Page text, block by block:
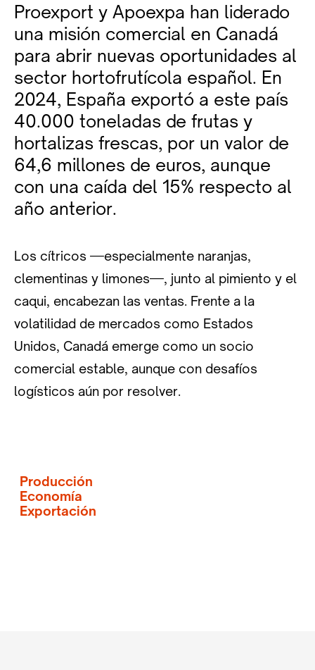
Proexport y Apoexpa han liderado
una misión comercial en Canadá
para abrir nuevas oportunidades al
sector hortofrutícola español. En
2024, España exportó a este país
40.000 toneladas de frutas y
hortalizas frescas, por un valor de
64,6 millones de euros, aunque
con una caída del 15% respecto al
año anterior.
Los cítricos —especialmente naranjas,
clementinas y limones—, junto al pimiento y el
caqui, encabezan las ventas. Frente a la
volatilidad de mercados como Estados
Unidos, Canadá emerge como un socio
comercial estable, aunque con desafíos
logísticos aún por resolver.
Producción
Economía
Exportación